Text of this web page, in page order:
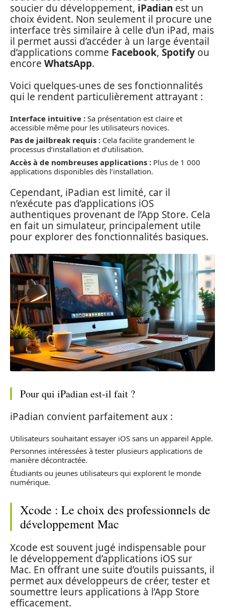
soucier du développement, iPadian est un
choix évident. Non seulement il procure une
interface très similaire à celle d’un iPad, mais
il permet aussi d’accéder à un large éventail
d’applications comme Facebook, Spotify ou
encore WhatsApp.
Voici quelques-unes de ses fonctionnalités
qui le rendent particulièrement attrayant :
Interface intuitive : Sa présentation est claire et
accessible même pour les utilisateurs novices.
Pas de jailbreak requis : Cela facilite grandement le
processus d’installation et d’utilisation.
Accès à de nombreuses applications : Plus de 1 000
applications disponibles dès l’installation.
Cependant, iPadian est limité, car il
n’exécute pas d’applications iOS
authentiques provenant de l’App Store. Cela
en fait un simulateur, principalement utile
pour explorer des fonctionnalités basiques.
Pour qui iPadian est-il fait ?
iPadian convient parfaitement aux :
Utilisateurs souhaitant essayer iOS sans un appareil Apple.
Personnes intéressées à tester plusieurs applications de
manière décontractée.
Étudiants ou jeunes utilisateurs qui explorent le monde
numérique.
Xcode : Le choix des professionnels de
développement Mac
Xcode est souvent jugé indispensable pour
le développement d’applications iOS sur
Mac. En offrant une suite d’outils puissants, il
permet aux développeurs de créer, tester et
soumettre leurs applications à l’App Store
efficacement.